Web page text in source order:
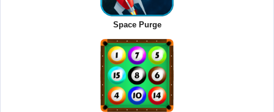
Space Purge